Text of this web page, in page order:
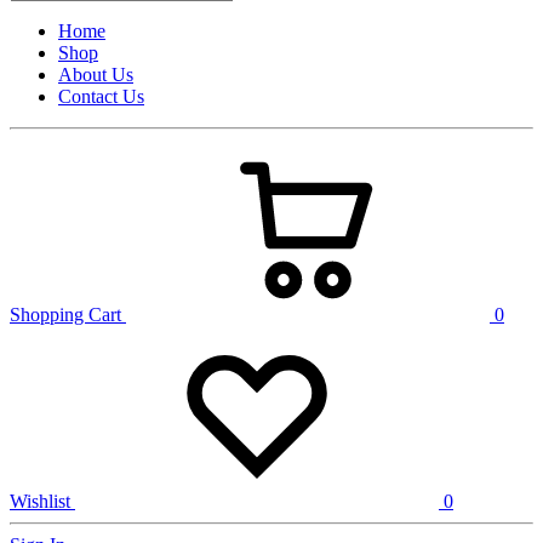
Home
Shop
About Us
Contact Us
Shopping Cart 0
Wishlist 0